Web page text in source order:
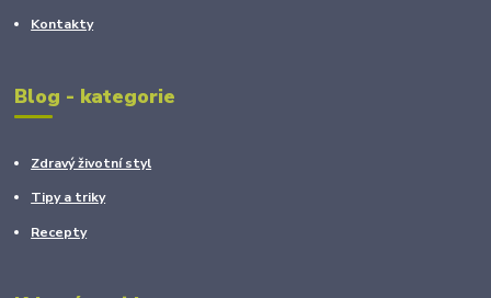
Kontakty
Blog - kategorie
Zdravý životní styl
Tipy a triky
Recepty